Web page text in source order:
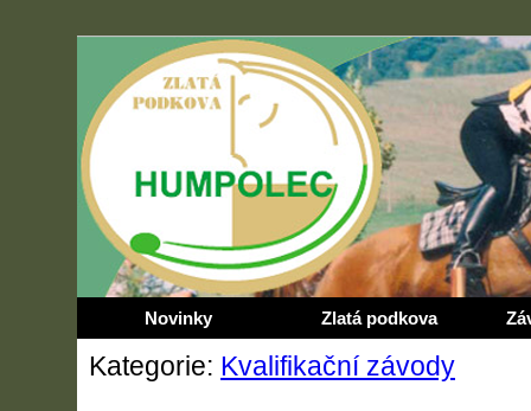
Novinky Zlatá podkova
Kategorie: Kvalifikační závody